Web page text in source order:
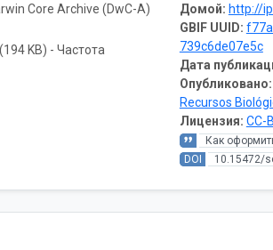
Домой: http://
GBIF UUID:
739c6de07e5c
Дата
Опубликовано:
Recursos
Лицензия: CC-
Как
DOI
10.15472/
Core Archive (DwC-A)
KB) - Частота